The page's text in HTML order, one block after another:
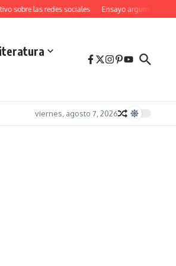
sobre las redes sociales Ensayo argumentativo
viernes, agosto 7, 2026